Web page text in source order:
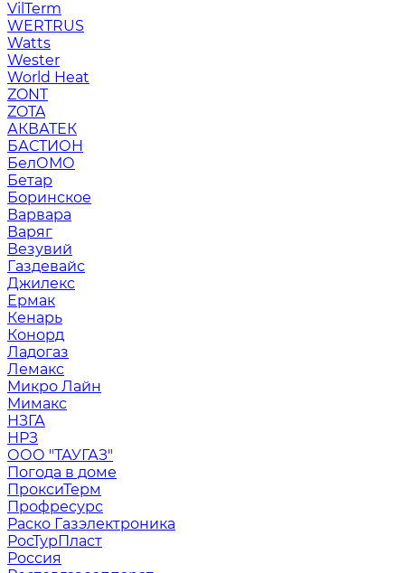
VilTerm
WERTRUS
Watts
Wester
World Heat
ZONT
ZOTA
АКВАТЕК
БАСТИОН
БелОМО
Бетар
Боринское
Варвара
Варяг
Везувий
Газдевайс
Джилекс
Ермак
Кенарь
Конорд
Ладогаз
Лемакс
Микро Лайн
Мимакс
НЗГА
НРЗ
ООО "ТАУГАЗ"
Погода в доме
ПроксиТерм
Профресурс
Раско Газэлектроника
РосТурПласт
Россия